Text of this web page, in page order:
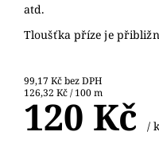
atd.
Tloušťka příze je
99,17 Kč bez DPH
126,32 Kč / 100 m
120 Kč /